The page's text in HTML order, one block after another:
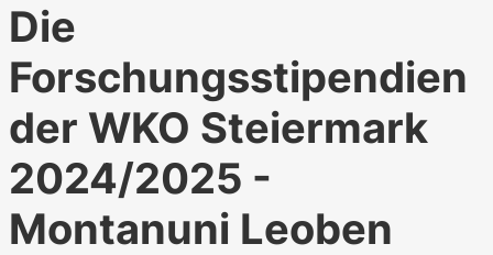
Die
Forschungsstipendien
der WKO Steiermark
2024/2025 -
Montanuni Leoben
WKO.tv KI (lokales LLM gemma-4-
26b-a4b-it, Blackwell)